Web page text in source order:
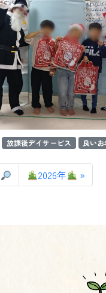
放課後デイサービス 良いお
2026年